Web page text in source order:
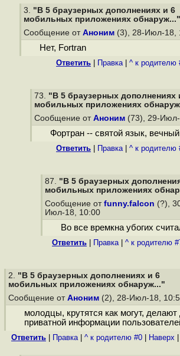
3. "В 5 браузерных дополнениях и 6
мобильных приложениях обнаруж..."
Сообщение от Аноним (3), 28-Июл-18,
Нет, Fortran
Ответить Правка| ^ к родителю
73. "В 5 браузерных дополнениях
мобильных приложениях
Сообщение от Аноним (73), 29-
Фортран -- святой язык,
Ответить Правка| ^ к родителю
87. "В 5 браузерных
мобильных приложениях
Сообщение от funny.falcon (?),
Июл-18, 10:00
Во все времкна убогих
Ответить Правка| ^ к родителю
2. "В 5 браузерных дополнениях и 6
мобильных приложениях обнаруж..."
Сообщение от Аноним (2), 28-Июл-18,
молодцы, крутятся как могут, делают
приватной информации
Ответить Правка| ^ к родителю #0 Наверх